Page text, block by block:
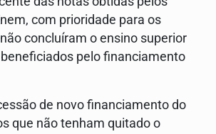
com prioridade para os
concluíram o ensino superior
pelo financiamento
de novo financiamento do
que não tenham quitado o